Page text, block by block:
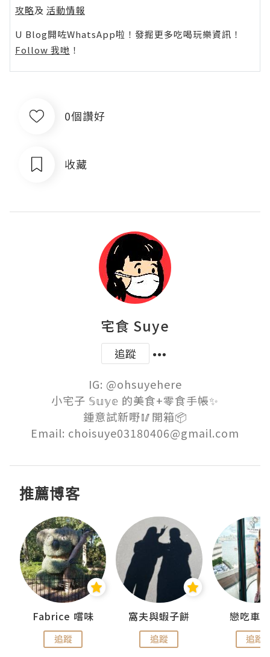
攻略及 活動情報
U Blog開咗WhatsApp啦！發掘更多吃喝玩樂資訊！
Follow 我哋 ！
0個讚好
收藏
宅食 Suye
追蹤
IG: @ohsuyehere
小宅子 𝕊𝕦𝕪𝕖 的美食+零食手帳✨
鍾意試新嘢🥢開箱📦
Email: choisuye03180406@gmail.com
推薦博客
Fabrice 嚐味
追蹤
窩夫與蝦子餅
追蹤
戀吃車
追蹤